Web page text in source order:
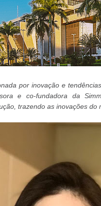
por inovação e
e co-fundadora da
trazendo as inovações do